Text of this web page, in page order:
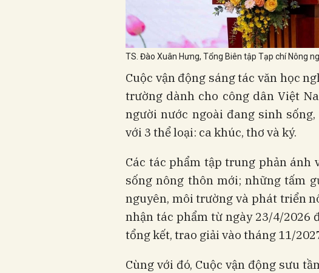
TS. Đào Xuân Hưng, Tổng Biên tập Tạp chí Nông
Cuộc vận động sáng tác văn học
trường dành cho công dân Việt
người nước ngoài đang sinh
với 3 thể loại: ca khúc, thơ và ký.
Các tác phẩm tập trung phản ánh
sống nông thôn mới; những tấm
nguyên, môi trường và phát triển
nhận tác phẩm từ ngày 23/4/2026
tổng kết, trao giải vào tháng 11/
Cùng với đó, Cuộc vận động sưu